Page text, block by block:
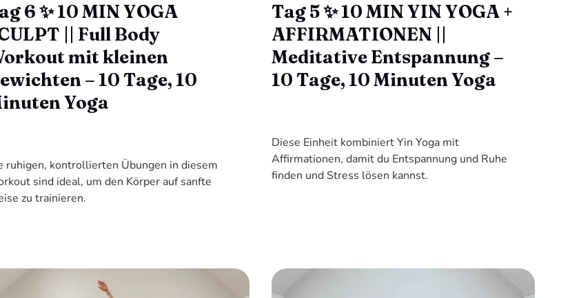
6 ✨ 10 MIN YOGA
|| Full Body
mit kleinen
– 10 Tage, 10
Yoga
ruhigen, kontrollierten Übungen in diesem
sind ideal, um den Körper auf sanfte
zu trainieren.
Tag 5 ✨ 10 MIN YIN YOGA +
AFFIRMATIONEN ||
Meditative Entspannung –
10 Tage, 10 Minuten Yoga
Diese Einheit kombiniert Yin Yoga mit
Affirmationen, damit du Entspannung und Ruhe
finden und Stress lösen kannst.